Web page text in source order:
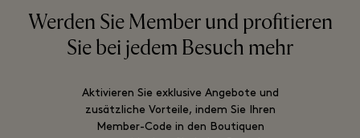
Werden Sie Member und profitieren
Sie bei jedem Besuch mehr
Aktivieren Sie exklusive Angebote und
zusätzliche Vorteile, indem Sie Ihren
Member-Code in den Boutiquen